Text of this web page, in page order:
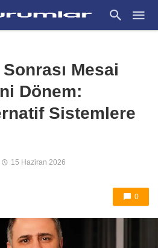
Mesai
Dönem:
Sistemlere
15 Haziran 2026
0